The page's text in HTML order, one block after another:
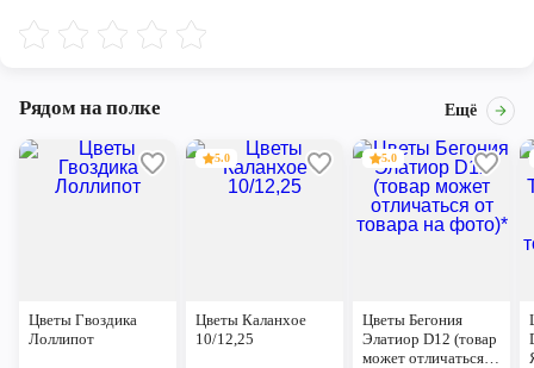
Рядом на полке Ещё
Цветы Гвоздика
Лоллипот
5.0
Цветы Каланхое
10/12,25
5.0
Цветы Бегония
Элатиор D12 (товар
может отличаться